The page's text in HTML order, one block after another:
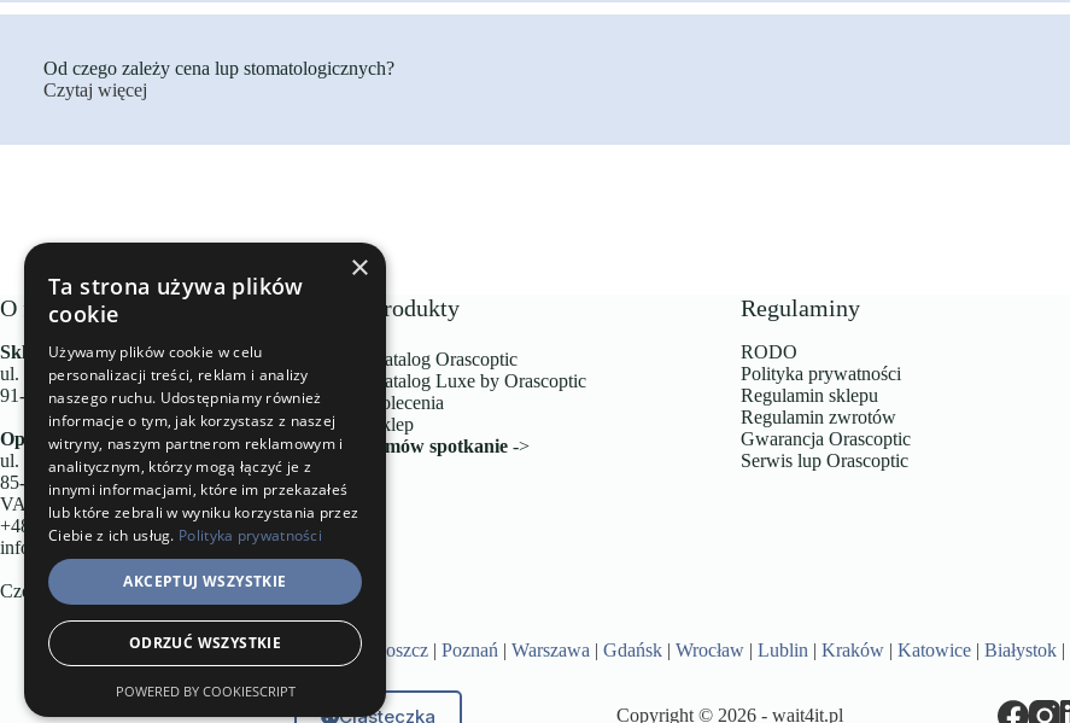
Od czego zależy cena lup stomatologicznych?
Czytaj więcej
O firmie
Sklep stacjonarny
ul. Romanowska 55E, lok. 2
91-174 Łódź
Optical ID sp. z o.o.
ul. Przemysłowa 4a
85-758 Bydgoszcz
VAT/NIP: PL5543009019
+48 790 201 186
info@opticalid.pl
Część grupy ID Project
Produkty
Katalog Orascoptic
Katalog Luxe by Orascoptic
Polecenia
Sklep
Umów spotkanie ->
Regulaminy
RODO
Polityka prywatności
Regulamin sklepu
Regulamin zwrotów
Gwarancja Orascoptic
Serwis lup Orascoptic
Oferta w miastach: Bydgoszcz |Poznań |Warszawa |Gdańsk |Wrocław |Lublin |Kraków |Katowice |Białystok |
Ciasteczka Copyright © 2026 - wait4it.pl
×
Ta strona używa plików
cookie
Używamy plików cookie w celu
personalizacji treści, reklam i analizy
naszego ruchu. Udostępniamy również
informacje o tym, jak korzystasz z naszej
witryny, naszym partnerom reklamowym i
analitycznym, którzy mogą łączyć je z
innymi informacjami, które im przekazałeś
lub które zebrali w wyniku korzystania przez
Ciebie z ich usług. Polityka prywatności
AKCEPTUJ WSZYSTKIE
ODRZUĆ WSZYSTKIE
POWERED BY COOKIESCRIPT